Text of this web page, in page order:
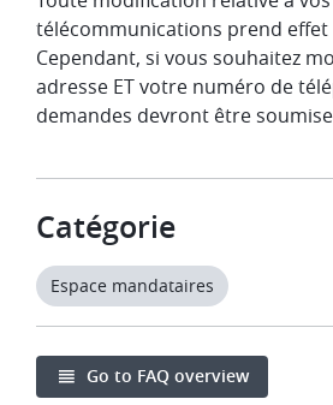
télécommunications prend
Cependant, si vous souhaitez
adresse ET votre numéro de
demandes devront être
Catégorie
Espace mandataires
Go to FAQ overview